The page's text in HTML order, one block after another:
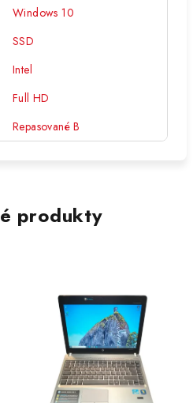
Windows 10
SSD
Intel
Full HD
Repasované B
produkty